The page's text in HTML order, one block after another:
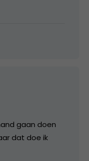
gaan doen
dat doe ik